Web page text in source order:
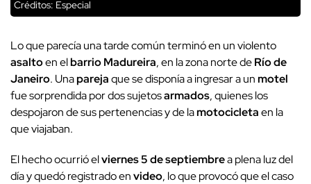
Créditos: Especial
Lo que parecía una tarde común terminó en un violento
asaltoen elbarrio Madureira, en la zona norte deRío de
Janeiro. Unaparejaque se disponía a ingresar a unmotel
fue sorprendida por dos sujetosarmados, quienes los
despojaron de sus pertenencias y de lamotocicletaen la
que viajaban.
El hecho ocurrió elviernes 5 de septiembrea plena luz del
día y quedó registrado envideo, lo que provocó que el caso